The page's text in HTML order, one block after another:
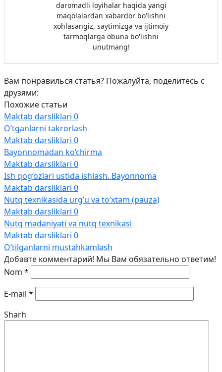
daromadli loyihalar haqida yangi
maqolalardan xabardor bo'lishni
xohlasangiz, saytimizga va ijtimoiy
tarmoqlarga obuna bo'lishni
unutmang!
Вам понравилься статья? Пожалуйта, поделитесь с
друзями:
Похожие статьи
Maktab darsliklari 0
O’tganlarni takrorlash
Maktab darsliklari 0
Bayonnomadan ko’chirma
Maktab darsliklari 0
Ish qog‘ozlari ustida ishlash. Bayonnoma
Maktab darsliklari 0
Nutq texnikasida urg’u va to’xtam (pauza)
Maktab darsliklari 0
Nutq madaniyati va nutq texnikasi
Maktab darsliklari 0
O’tilganlarni mustahkamlash
Добавте комментарий! Мы Вам обязательно ответим!
Nom *
E-mail *
Sharh